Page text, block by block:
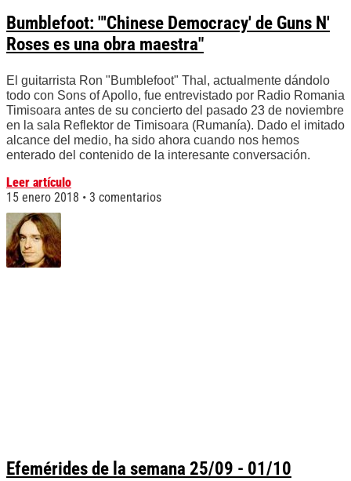
Bumblefoot: "'Chinese Democracy' de Guns N'
Roses es una obra maestra"
El guitarrista Ron "Bumblefoot" Thal, actualmente dándolo
todo con Sons of Apollo, fue entrevistado por Radio Romania
Timisoara antes de su concierto del pasado 23 de noviembre
en la sala Reflektor de Timisoara (Rumanía). Dado el imitado
alcance del medio, ha sido ahora cuando nos hemos
enterado del contenido de la interesante conversación.
Leer artículo
15 enero 2018
3 comentarios
Efemérides de la semana 25/09 - 01/10